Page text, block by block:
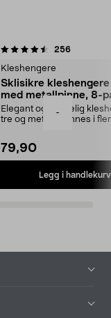
-
256
Kleshengere
Sklisikre
med metallpinne, 8-
Elegant og skikkelig
tre og metall – finnes i
79,90
Legg i handlekurv
4.5av 5 stjerner